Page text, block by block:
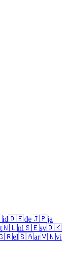
id🇩🇪de🇯🇵ja
🇳🇱nl🇸🇪sv🇩🇰
el🇸🇦ar🇻🇳vi